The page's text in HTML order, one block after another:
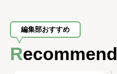
編集部おすすめ
Recommend